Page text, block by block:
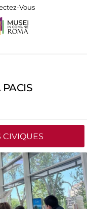
Vous
CIVIQUES